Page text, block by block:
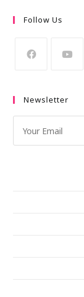
Follow Us
Newsletter